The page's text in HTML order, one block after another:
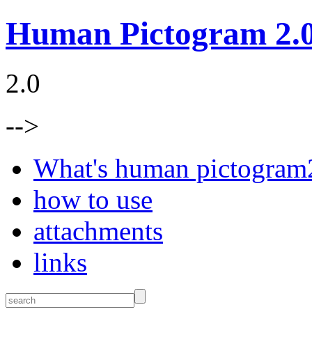
Human Pictogram
2.0
-->
What's human
how to use
attachments
links